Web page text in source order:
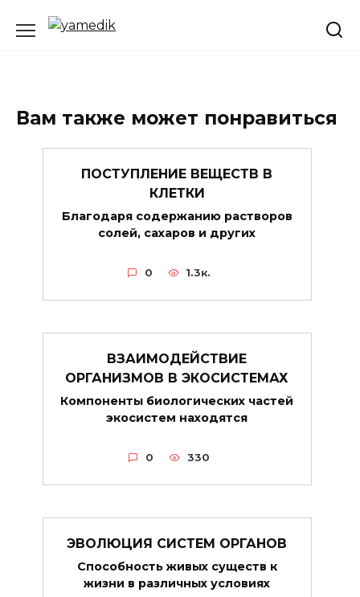
Вам также может понравиться
ПОСТУПЛЕНИЕ ВЕЩЕСТВ В
КЛЕТКИ
Благодаря содержанию растворов
солей, сахаров и других
0 1.3к.
ВЗАИМОДЕЙСТВИЕ
ОРГАНИЗМОВ В ЭКОСИСТЕМАХ
Компоненты биологических частей
экосистем находятся
0 330
ЭВОЛЮЦИЯ СИСТЕМ ОРГАНОВ
Способность живых существ к
жизни в различных условиях